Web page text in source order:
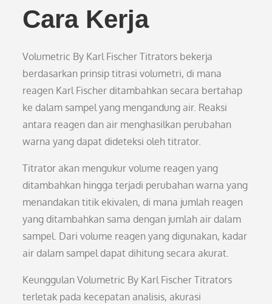
Cara Kerja
Volumetric By Karl Fischer Titrators bekerja
berdasarkan prinsip titrasi volumetri, di mana
reagen Karl Fischer ditambahkan secara bertahap
ke dalam sampel yang mengandung air. Reaksi
antara reagen dan air menghasilkan perubahan
warna yang dapat dideteksi oleh titrator.
Titrator akan mengukur volume reagen yang
ditambahkan hingga terjadi perubahan warna yang
menandakan titik ekivalen, di mana jumlah reagen
yang ditambahkan sama dengan jumlah air dalam
sampel. Dari volume reagen yang digunakan, kadar
air dalam sampel dapat dihitung secara akurat.
Keunggulan Volumetric By Karl Fischer Titrators
terletak pada kecepatan analisis, akurasi